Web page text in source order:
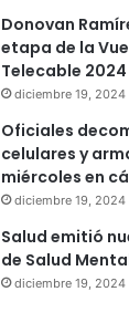
Donovan
etapa de la
Telecable 2024
diciembre 19, 2024
Oficiales
celulares y
miércoles en
diciembre 19, 2024
Salud emitió
de Salud
diciembre 19, 2024